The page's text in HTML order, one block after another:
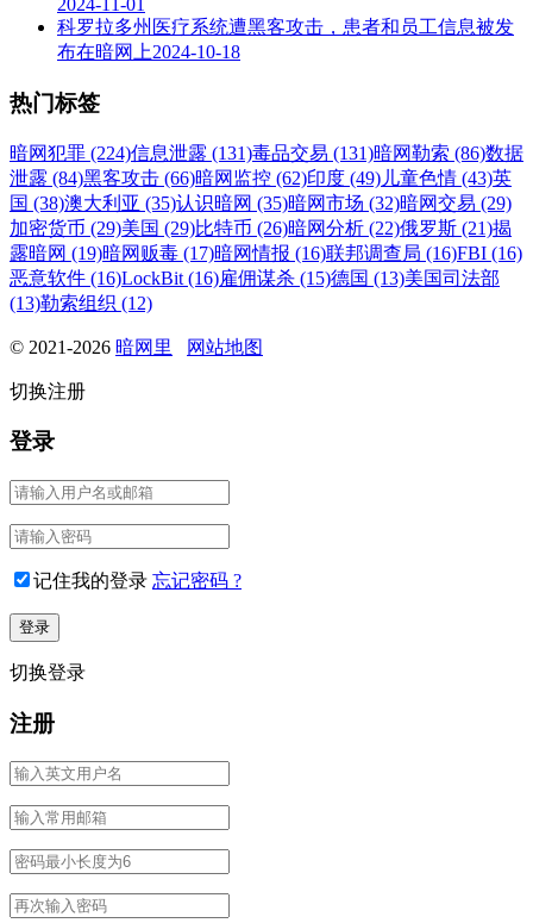
2024-11-01
科罗拉多州医疗系统遭黑客攻击，患者和员工信息被发
布在暗网上2024-10-18
热门标签
暗网犯罪 (224)信息泄露 (131)毒品交易 (131)暗网勒索 (86)数据
泄露 (84)黑客攻击 (66)暗网监控 (62)印度 (49) 儿童色情 (43)英
国 (38)澳大利亚 (35)认识暗网 (35)暗网市场 (32)暗网交易 (29)
加密货币 (29)美国 (29)比特币 (26)暗网分析 (22)俄罗斯 (21)揭
露暗网 (19)暗网贩毒 (17)暗网情报 (16)联邦调查局 (16)FBI (16)
恶意软件 (16)LockBit (16)雇佣谋杀 (15)德国 (13)美国司法部
(13)勒索组织 (12)
© 2021-2026 暗网里 网站地图
切换注册
登录
记住我的登录 忘记密码 ?
切换登录
注册